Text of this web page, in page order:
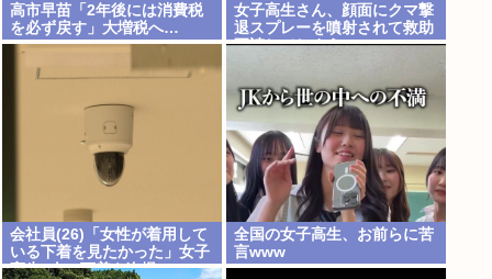
高市早苗「2年後には消費税
を必ず戻す」大増税へ…
女子高生さん、顔面にクマ撃
退スプレーを噴射されて救助
要請してしまう
会社員(26)「女性が着用して
いる下着を見たかった」女子
高生2人の下着を盗撮
全国の女子高生、お前らに苦
言www